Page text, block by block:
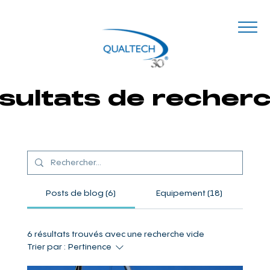
Posts de blog (6) Equipement (18)
6 résultats trouvés avec une recherche vide
Trier par : Pertinence
de